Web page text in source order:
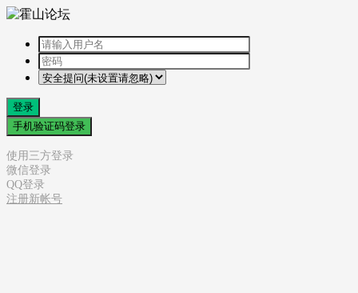
登录
手机验证码登录
使用三方登录
微信登录
QQ登录
注册新帐号